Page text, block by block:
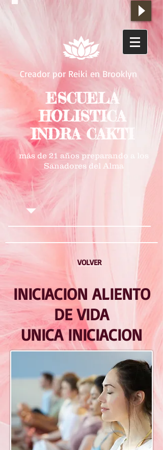
Creador por Reiki en Brooklyn
ESCUELA
HOLISTICA
INDRA CAKTI
más de 21 años preparando a los
Sanadores del Alma
VOLVER
INICIACION ALIENTO
DE VIDA
UNICA INICIACION